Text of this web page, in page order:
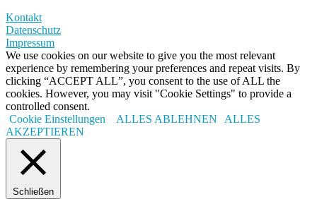
Kontakt
Datenschutz
Impressum
We use cookies on our website to give you the most relevant
experience by remembering your preferences and repeat visits. By
clicking “ACCEPT ALL”, you consent to the use of ALL the
cookies. However, you may visit "Cookie Settings" to provide a
controlled consent.
Cookie Einstellungen
ALLES ABLEHNEN
ALLES
AKZEPTIEREN
Schließen